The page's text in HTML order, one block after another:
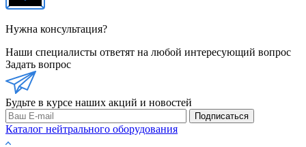
Нужна консультация?
Наши специалисты ответят на любой интересующий вопрос
Задать вопрос
Будьте в курсе наших акций и новостей
Подписаться
Каталог нейтрального оборудования